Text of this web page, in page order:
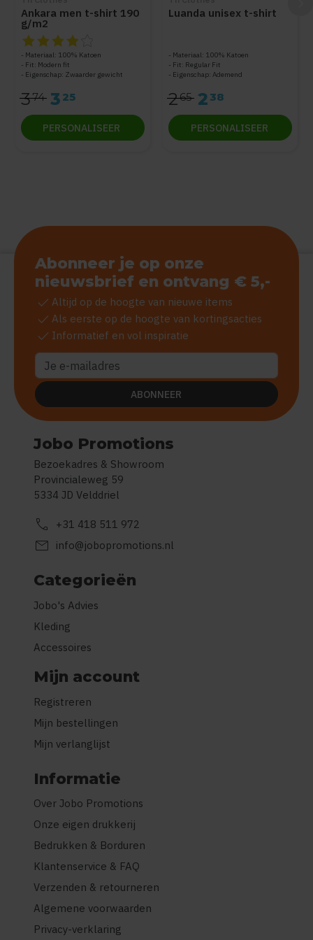
Ankara men t-shirt 190
g/m2
De beoordeling van dit product is
Materiaal: 100% Katoen
Fit: Modern fit
Eigenschap: Zwaarder gewicht
374 3 25
PERSONALISEER
Luanda unisex t-shirt
Materiaal: 100% Katoen
Fit: Regular Fit
Eigenschap: Ademend
265 2 38
PERSONALISEER
Jobo Promotions
Bezoekadres & Showroom
Provincialeweg 59
5334 JD Velddriel
call +31 418 511 972
mail info@jobopromotions.nl
Categorieën
Jobo's Advies
Kleding
Accessoires
Mijn account
Registreren
Mijn bestellingen
Mijn verlanglijst
Informatie
Over Jobo Promotions
Onze eigen drukkerij
Bedrukken & Borduren
Klantenservice & FAQ
Verzenden & retourneren
Algemene voorwaarden
Privacy-verklaring
Abonneer je op onze
nieuwsbrief en ontvang € 5,-
check Altijd op de hoogte van nieuwe items
check Als eerste op de hoogte van kortingsacties
check Informatief en vol inspiratie
ABONNEER